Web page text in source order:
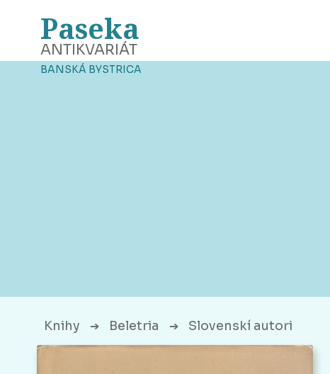
Paseka
ANTIKVARIÁT
BANSKÁ BYSTRICA
Knihy ➔ Beletria ➔ Slovenskí autori